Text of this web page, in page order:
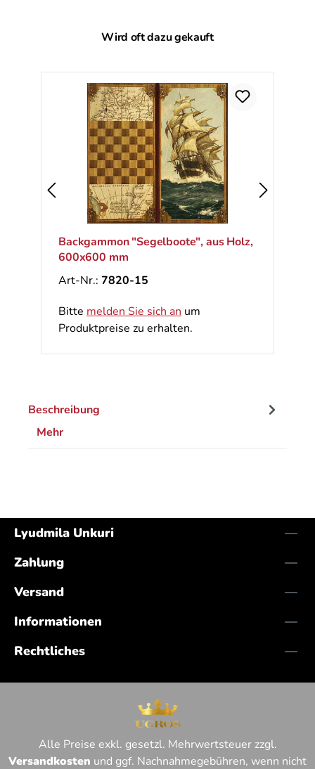
Produktgalerie überspringen
Wird oft dazu gekauft
Backgammon "Segelboote", aus Holz,
600x600 mm
Art-Nr.: 7820-15
Bitte melden Sie sich an um
Produktpreise zu erhalten.
Beschreibung
Mehr
Lyudmila Unkuri
Zahlung
Versand
Informationen
Rechtliches
Alle Preise exkl. gesetzl. Mehrwertsteuer zzgl.
Versandkosten und ggf. Nachnahmegebühren, wenn nicht